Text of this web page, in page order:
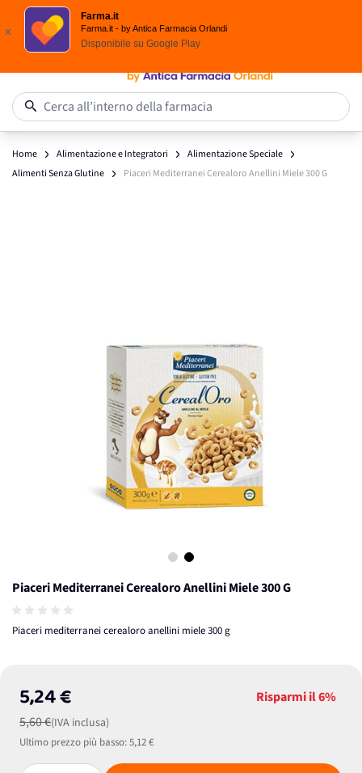
x
Farma.it
Farma.it - by Antica Farmacia Orlandi
Disponibile su Google Play
Salta al contenuto
Cerca all’interno della farmacia
Home Alimentazione e Integratori
Alimentazione Speciale
Alimenti Senza Glutine
Piaceri Mediterranei Cerealoro Anellini Miele 300 G
View larger image
View larger image
Piaceri Mediterranei Cerealoro Anellini Miele 300 G
Piaceri mediterranei cerealoro anellini miele 300 g
5,24 €
5,60 €(IVA inclusa)
Risparmi il6%
Ultimo prezzo più basso:5,12 €